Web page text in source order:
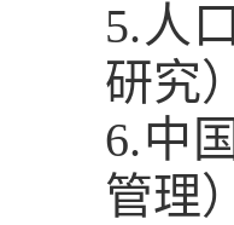
5.人
研究
6.中
管理